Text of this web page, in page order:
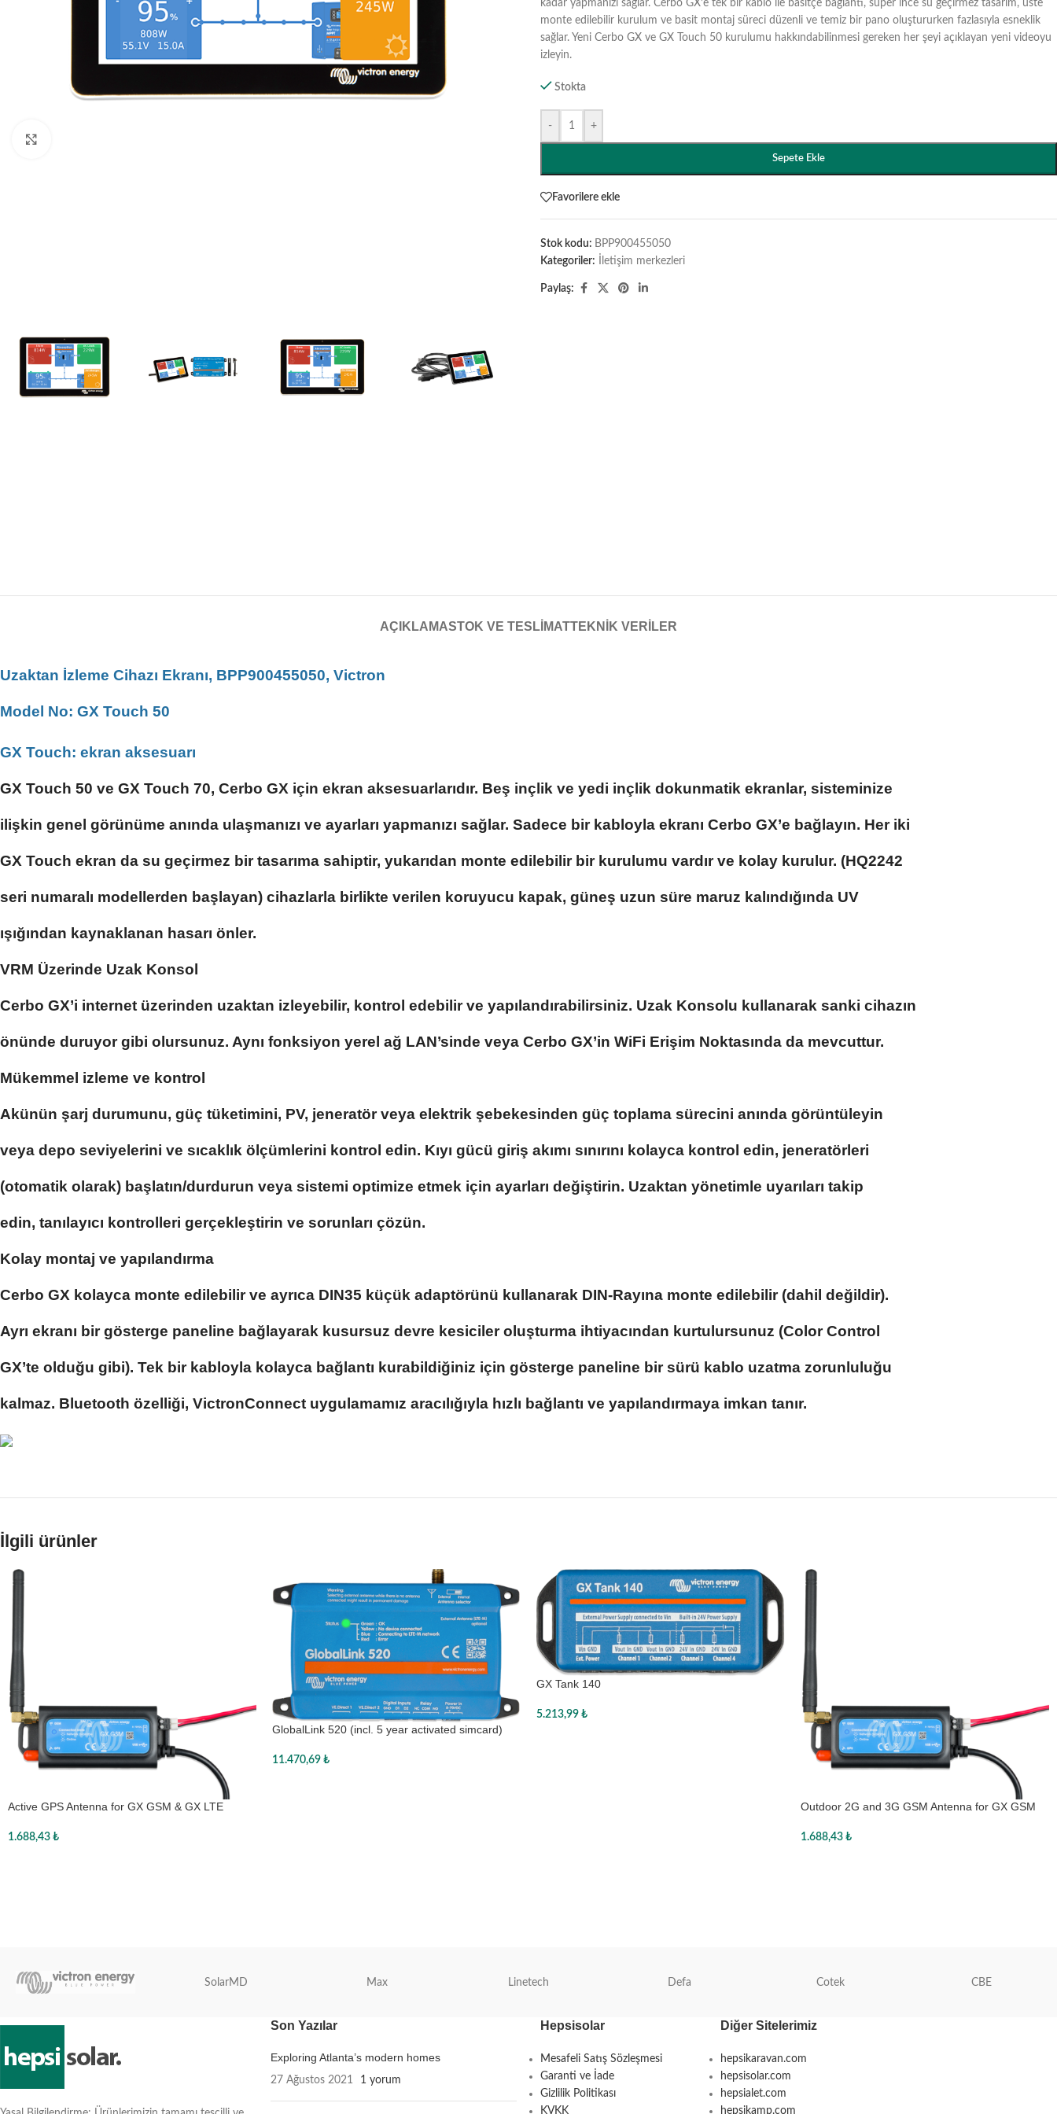
kadar yapmanızı sağlar. Cerbo GX’e tek bir kablo ile basitçe bağlantı, süper ince su geçirmez tasarım, üste
monte edilebilir kurulum ve basit montaj süreci düzenli ve temiz bir pano oluştururken fazlasıyla esneklik
sağlar. Yeni Cerbo GX ve GX Touch 50 kurulumu hakkındabilinmesi gereken her şeyi açıklayan yeni videoyu
izleyin.
Stokta
- +
Sepete Ekle
Favorilere ekle
Stok kodu: BPP900455050
Kategoriler:
İletişim merkezleri
Paylaş:
AÇIKLAMASTOK VE TESLIMATTEKNIK VERILER
Uzaktan İzleme Cihazı Ekranı, BPP900455050, Victron
Model No: GX Touch 50
GX Touch: ekran aksesuarı
GX Touch 50 ve GX Touch 70, Cerbo GX için ekran aksesuarlarıdır. Beş inçlik ve yedi inçlik dokunmatik ekranlar, sisteminize
ilişkin genel görünüme anında ulaşmanızı ve ayarları yapmanızı sağlar. Sadece bir kabloyla ekranı Cerbo GX’e bağlayın. Her iki
GX Touch ekran da su geçirmez bir tasarıma sahiptir, yukarıdan monte edilebilir bir kurulumu vardır ve kolay kurulur. (HQ2242
seri numaralı modellerden başlayan) cihazlarla birlikte verilen koruyucu kapak, güneş uzun süre maruz kalındığında UV
ışığından kaynaklanan hasarı önler.
VRM Üzerinde Uzak Konsol
Cerbo GX’i internet üzerinden uzaktan izleyebilir, kontrol edebilir ve yapılandırabilirsiniz. Uzak Konsolu kullanarak sanki cihazın
önünde duruyor gibi olursunuz. Aynı fonksiyon yerel ağ LAN’sinde veya Cerbo GX’in WiFi Erişim Noktasında da mevcuttur.
Mükemmel izleme ve kontrol
Akünün şarj durumunu, güç tüketimini, PV, jeneratör veya elektrik şebekesinden güç toplama sürecini anında görüntüleyin
veya depo seviyelerini ve sıcaklık ölçümlerini kontrol edin. Kıyı gücü giriş akımı sınırını kolayca kontrol edin, jeneratörleri
(otomatik olarak) başlatın/durdurun veya sistemi optimize etmek için ayarları değiştirin. Uzaktan yönetimle uyarıları takip
edin, tanılayıcı kontrolleri gerçekleştirin ve sorunları çözün.
Kolay montaj ve yapılandırma
Cerbo GX kolayca monte edilebilir ve ayrıca DIN35 küçük adaptörünü kullanarak DIN-Rayına monte edilebilir (dahil değildir).
Ayrı ekranı bir gösterge paneline bağlayarak kusursuz devre kesiciler oluşturma ihtiyacından kurtulursunuz (Color Control
GX’te olduğu gibi). Tek bir kabloyla kolayca bağlantı kurabildiğiniz için gösterge paneline bir sürü kablo uzatma zorunluluğu
kalmaz. Bluetooth özelliği, VictronConnect uygulamamız aracılığıyla hızlı bağlantı ve yapılandırmaya imkan tanır.
İlgili ürünler
Active GPS Antenna for GX GSM & GX LTE
1.688,43 ₺
GlobalLink 520 (incl. 5 year activated simcard)
11.470,69 ₺
GX Tank 140
5.213,99 ₺
Outdoor 2G and 3G GSM Antenna for GX GSM
1.688,43 ₺
SolarMD Max Linetech Defa Cotek CBE
Son Yazılar
Exploring Atlanta’s modern homes
27 Ağustos 2021 1 yorum
Hepsisolar
Mesafeli Satış Sözleşmesi
Garanti ve İade
Gizlilik Politikası
KVKK
Diğer Sitelerimiz
hepsikaravan.com
hepsisolar.com
hepsialet.com
hepsikamp.com